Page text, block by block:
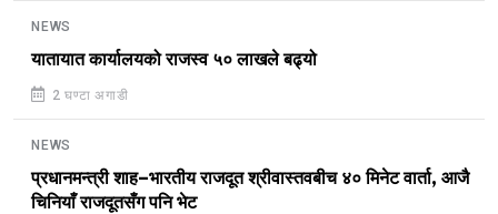
NEWS
यातायात कार्यालयको राजस्व ५० लाखले बढ्यो
2 घण्टा अगाडी
NEWS
प्रधानमन्त्री शाह–भारतीय राजदूत श्रीवास्तवबीच ४० मिनेट वार्ता, आजै
चिनियाँ राजदूतसँग पनि भेट